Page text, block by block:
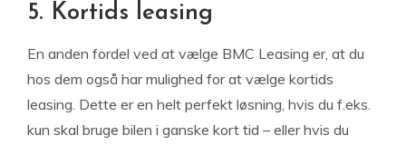
5. Kortids leasing
En anden fordel ved at vælge BMC Leasing er, at du
hos dem også har mulighed for at vælge kortids
leasing. Dette er en helt perfekt løsning, hvis du f.eks.
kun skal bruge bilen i ganske kort tid – eller hvis du